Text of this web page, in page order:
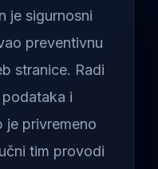
je sigurnosni
preventivnu
stranice. Radi
i
je privremeno
tim provodi